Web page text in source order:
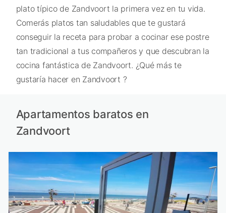
plato típico de Zandvoort la primera vez en tu vida.
Comerás platos tan saludables que te gustará
conseguir la receta para probar a cocinar ese postre
tan tradicional a tus compañeros y que descubran la
cocina fantástica de Zandvoort. ¿Qué más te
gustaría hacer en Zandvoort ?
Apartamentos baratos en
Zandvoort